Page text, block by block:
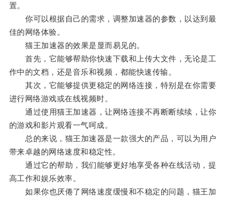
置。
你可以根据自己的需求，调整加速器的参数，以达到最
佳的网络体验。
猫王加速器的效果是显而易见的。
首先，它能够帮助你快速下载和上传大文件，无论是工
作中的文档，还是音乐和视频，都能快速传输。
其次，它能够提供更稳定的网络连接，特别是在你需要
进行网络游戏或在线视频时。
通过使用猫王加速器，让网络连接不再断断续续，让你
的游戏和影片观看一气呵成。
总的来说，猫王加速器是一款强大的产品，可以为用户
带来卓越的网络速度和稳定性。
通过它的帮助，我们能够更好地享受各种在线活动，提
高工作和娱乐效率。
如果你也厌倦了网络速度缓慢和不稳定的问题，猫王加